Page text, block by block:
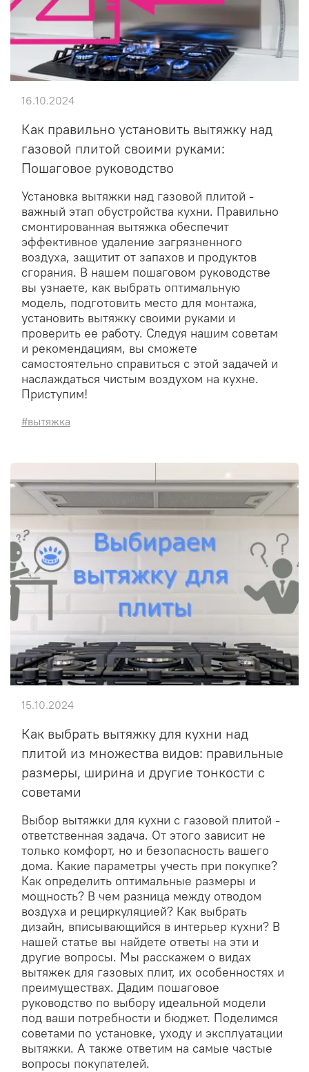
Как правильно установить вытяжку над
газовой плитой своими руками:
Пошаговое руководство
Установка вытяжки над газовой плитой -
важный этап обустройства кухни. Правильно
смонтированная вытяжка обеспечит
эффективное удаление загрязненного
воздуха, защитит от запахов и продуктов
сгорания. В нашем пошаговом руководстве
вы узнаете, как выбрать оптимальную
модель, подготовить место для монтажа,
установить вытяжку своими руками и
проверить ее работу. Следуя нашим советам
и рекомендациям, вы сможете
самостоятельно справиться с этой задачей и
наслаждаться чистым воздухом на кухне.
Приступим!
16.10.2024
#вытяжка
Как выбрать вытяжку для кухни над
плитой из множества видов: правильные
размеры, ширина и другие тонкости с
советами
Выбор вытяжки для кухни с газовой плитой -
ответственная задача. От этого зависит не
только комфорт, но и безопасность вашего
дома. Какие параметры учесть при покупке?
Как определить оптимальные размеры и
мощность? В чем разница между отводом
воздуха и рециркуляцией? Как выбрать
дизайн, вписывающийся в интерьер кухни? В
нашей статье вы найдете ответы на эти и
другие вопросы. Мы расскажем о видах
вытяжек для газовых плит, их особенностях и
преимуществах. Дадим пошаговое
руководство по выбору идеальной модели
под ваши потребности и бюджет. Поделимся
советами по установке, уходу и эксплуатации
вытяжки. А также ответим на самые частые
вопросы покупателей.
15.10.2024